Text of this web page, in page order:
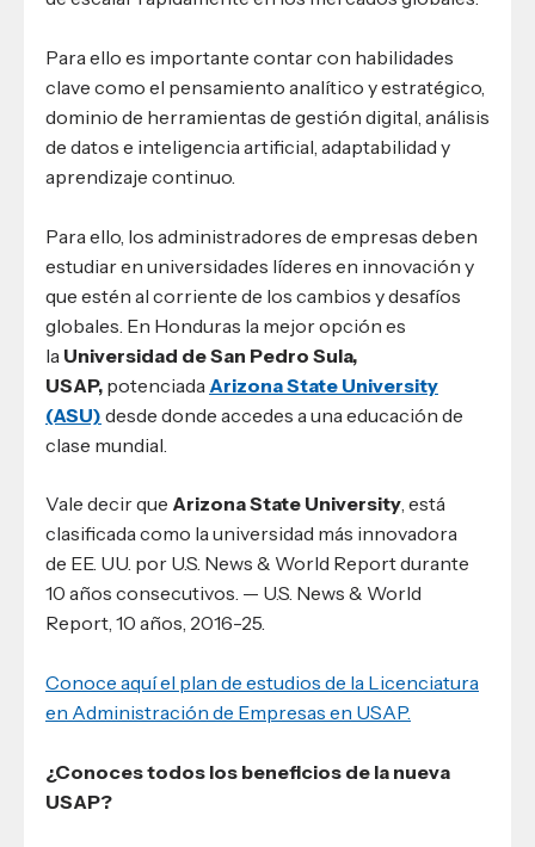
Para ello es importante contar con habilidades
clave como el pensamiento analítico y estratégico,
dominio de herramientas de gestión digital, análisis
de datos e inteligencia artificial, adaptabilidad y
aprendizaje continuo.
Para ello, los administradores de empresas deben
estudiar en universidades líderes en innovación y
que estén al corriente de los cambios y desafíos
globales. En Honduras la mejor opción es
la Universidad de San Pedro Sula,
USAP, potenciada Arizona State University
(ASU) desde donde accedes a una educación de
clase mundial.
Vale decir que Arizona State University, está
clasificada como la universidad más innovadora
de EE. UU. por U.S. News & World Report durante
10 años consecutivos. — U.S. News & World
Report, 10 años, 2016-25.
Conoce aquí el plan de estudios de la Licenciatura
en Administración de Empresas en USAP.
¿Conoces todos los beneficios de la nueva
USAP?